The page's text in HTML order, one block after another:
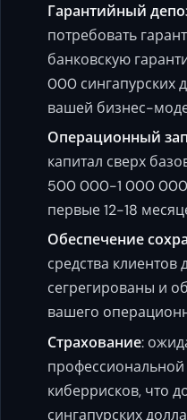
Гарантийный
потребовать
банковскую
000 сингапурских
вашей бизнес-
Операционный
капитал сверх
500 000-1 000 000
первые 12-18
Обеспечение
средства
сегрегированы и
вашего
Страхование:
профессиональной
киберрисков, что
сингапурских